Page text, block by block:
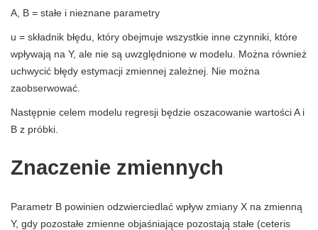
A, B = stałe i nieznane parametry
u = składnik błędu, który obejmuje wszystkie inne czynniki, które
wpływają na Y, ale nie są uwzględnione w modelu. Można również
uchwycić błędy estymacji zmiennej zależnej. Nie można
zaobserwować.
Następnie celem modelu regresji będzie oszacowanie wartości A i
B z próbki.
Znaczenie zmiennych
Parametr B powinien odzwierciedlać wpływ zmiany X na zmienną
Y, gdy pozostałe zmienne objaśniające pozostają stałe (ceteris